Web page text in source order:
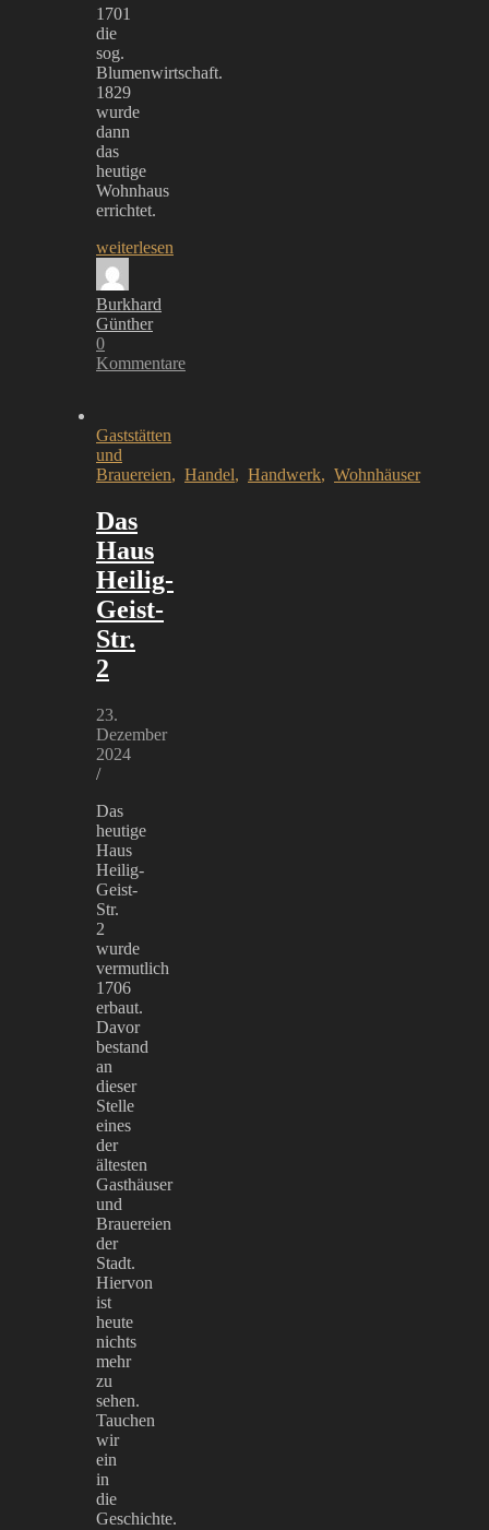
1701
die
sog.
Blumenwirtschaft.
1829
wurde
dann
das
heutige
Wohnhaus
errichtet.
weiterlesen
Burkhard
Günther
0
Kommentare
Gaststätten
und
Brauereien, Handel, Handwerk, Wohnhäuser
Das
Haus
Heilig-
Geist-
Str.
2
23.
Dezember
2024
/
Das
heutige
Haus
Heilig-
Geist-
Str.
2
wurde
vermutlich
1706
erbaut.
Davor
bestand
an
dieser
Stelle
eines
der
ältesten
Gasthäuser
und
Brauereien
der
Stadt.
Hiervon
ist
heute
nichts
mehr
zu
sehen.
Tauchen
wir
ein
in
die
Geschichte.